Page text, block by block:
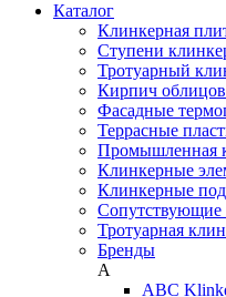
Каталог
Клинкерная
Ступени
Тротуарный
Кирпич
Фасадные
Террасные
Промышленная
Клинкерные
Клинкерные
Сопутствующие
Тротуарная
Бренды
A
ABC